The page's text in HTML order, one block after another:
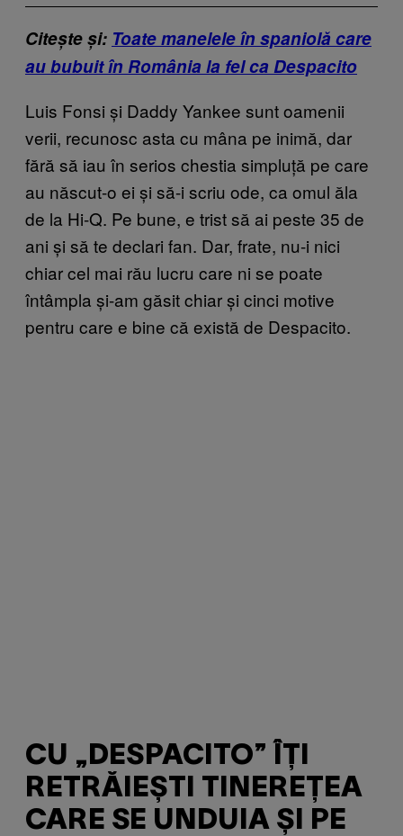
Citește și: Toate manelele în spaniolă care
au bubuit în România la fel ca Despacito
Luis Fonsi și Daddy Yankee sunt oamenii
verii, recunosc asta cu mâna pe inimă, dar
fără să iau în serios chestia simpluță pe care
au născut-o ei și să-i scriu ode, ca omul ăla
de la Hi-Q. Pe bune, e trist să ai peste 35 de
ani și să te declari fan. Dar, frate, nu-i nici
chiar cel mai rău lucru care ni se poate
întâmpla și-am găsit chiar și cinci motive
pentru care e bine că există de Despacito.
CU „DESPACITO” ÎȚI
RETRĂIEȘTI TINEREȚEA
CARE SE UNDUIA ȘI PE